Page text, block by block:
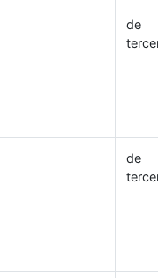
de
de